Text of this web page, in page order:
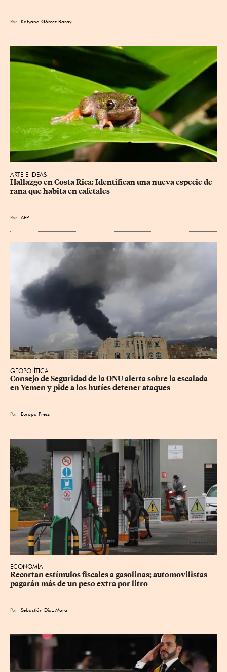
Por Katyana Gómez Baray
ARTE E IDEAS
Hallazgo en Costa Rica: Identifican una nueva especie de
rana que habita en cafetales
Por AFP
GEOPOLÍTICA
Consejo de Seguridad de la ONU alerta sobre la escalada
en Yemen y pide a los hutíes detener ataques
Por Europa Press
ECONOMÍA
Recortan estímulos fiscales a gasolinas; automovilistas
pagarán más de un peso extra por litro
Por Sebastián Díaz Mora